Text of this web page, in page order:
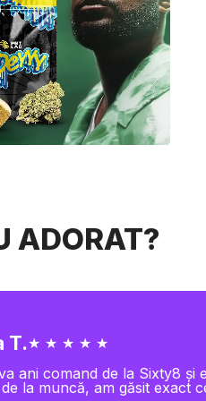
ADORAT?
T.★ ★ ★ ★ ★
ani comand de la Sixty8 și
la muncă, am găsit exact